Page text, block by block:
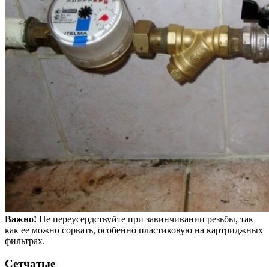
Важно! Не переусердствуйте при завинчивании резьбы, так
как ее можно сорвать, особенно пластиковую на картриджных
фильтрах.
Сетчатые